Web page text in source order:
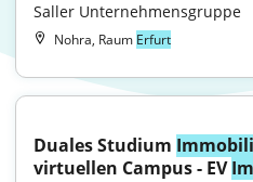
Saller Unternehmensgruppe
Nohra, Raum Erfurt
Duales Studium
virtuellen Campus - EV